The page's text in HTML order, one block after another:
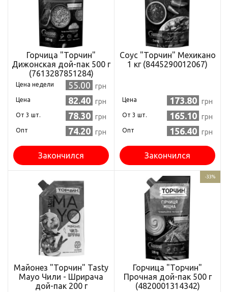
Горчица "Торчин"
Дижонская дой-пак 500 г
(7613287851284)
Цена недели 55.00 грн
Цена 82.40 грн
Oт 3 шт. 78.30 грн
Опт 74.20 грн
Закончился
Соус "Торчин" Мехикано
1 кг (8445290012067)
Цена 173.80 грн
Oт 3 шт. 165.10 грн
Опт 156.40 грн
Закончился
Майонез "Торчин" Tasty
Mayo Чили - Шрирача
дой-пак 200 г
-33%
Горчица "Торчин"
Прочная дой-пак 500 г
(4820001314342)